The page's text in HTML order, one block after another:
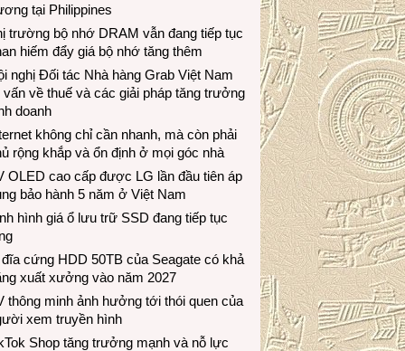
tại Philippines
trường bộ nhớ DRAM vẫn đang tiếp tục
hiếm đẩy giá bộ nhớ tăng thêm
nghị Đối tác Nhà hàng Grab Việt Nam
về thuế và các giải pháp tăng trưởng
doanh
không chỉ cần nhanh, mà còn phải
rộng khắp và ổn định ở mọi góc nhà
OLED cao cấp được LG lần đầu tiên áp
bảo hành 5 năm ở Việt Nam
hình giá ổ lưu trữ SSD đang tiếp tục
cứng HDD 50TB của Seagate có khả
xuất xưởng vào năm 2027
thông minh ảnh hưởng tới thói quen của
xem truyền hình
Shop tăng trưởng mạnh và nỗ lực